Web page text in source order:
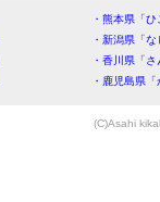
・熊本県「
・新潟県「
・香川県「
・鹿児島県
(C)Asahi